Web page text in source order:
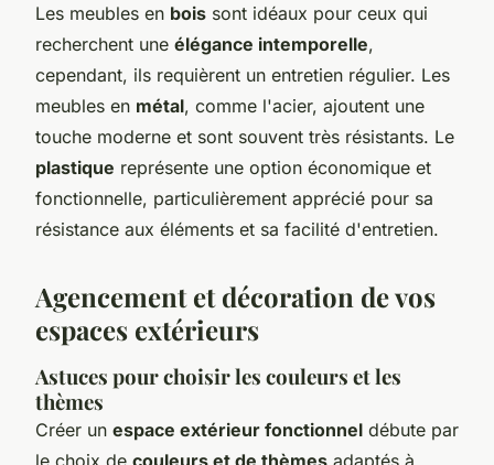
Les meubles en bois sont idéaux pour ceux qui
recherchent une élégance intemporelle,
cependant, ils requièrent un entretien régulier. Les
meubles en métal, comme l'acier, ajoutent une
touche moderne et sont souvent très résistants. Le
plastique représente une option économique et
fonctionnelle, particulièrement apprécié pour sa
résistance aux éléments et sa facilité d'entretien.
Agencement et décoration de vos
espaces extérieurs
Astuces pour choisir les couleurs et les
thèmes
Créer un espace extérieur fonctionnel débute par
le choix de couleurs et de thèmes adaptés à